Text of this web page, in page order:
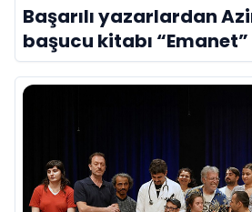
Başarılı yazarlardan
başucu kitabı
yerini aldı